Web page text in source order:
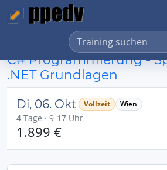
C# Programmierung -
.NET Grundlagen
Di, 06. Okt Vollzeit Wien
4 Tage · 9-17 Uhr
1.899 €